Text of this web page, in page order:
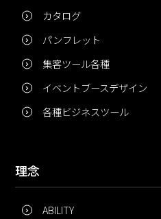
カタログ
パンフレット
集客ツール各種
イベントブースデザイン
各種ビジネスツール
理念
ABILITY